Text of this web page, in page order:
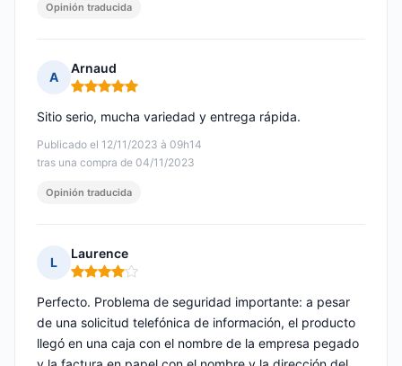
Opinión traducida
A
Arnaud
Nota: 5 de 5
Publicado el 12/11/2023 à 09h14
tras una compra de 04/11/2023
Sitio serio, mucha variedad y entrega rápida.
Opinión traducida
L
Laurence
Nota: 4 de 5
Perfecto. Problema de seguridad importante: a pesar
de una solicitud telefónica de información, el producto
llegó en una caja con el nombre de la empresa pegado